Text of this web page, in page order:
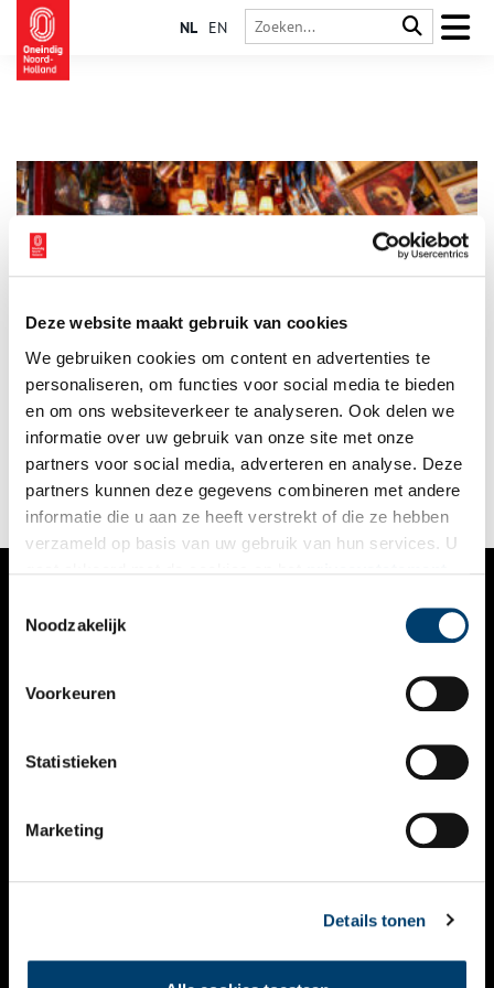
Deze website maakt gebruik van cookies
We gebruiken cookies om content en advertenties te
personaliseren, om functies voor social media te bieden
en om ons websiteverkeer te analyseren. Ook delen we
informatie over uw gebruik van onze site met onze
partners voor social media, adverteren en analyse. Deze
partners kunnen deze gegevens combineren met andere
informatie die u aan ze heeft verstrekt of die ze hebben
verzameld op basis van uw gebruik van hun services. U
Noodzakelijk
Voorkeuren
Statistieken
Marketing
Details tonen
NL EN
In 1927 nam de 25-jarige Bet van Beeren (1902-1967) het café
van haar oom over en doopte het om tot Café ’t Mandje. Het
café werd een plek waar men zichzelf kon zijn, in een tijd
waarin homoseksualiteit nog taboe was.
VERHALEN
KALENDER
THEMA’S
VIDEO’S
CONTACT